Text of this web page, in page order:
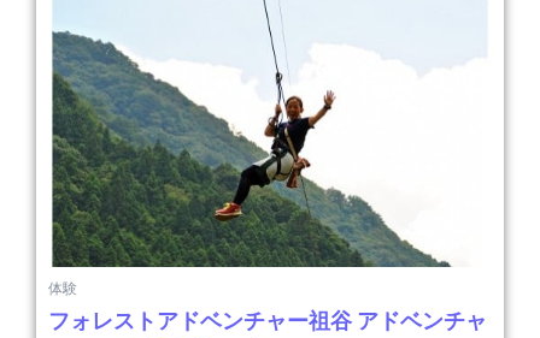
体験
フォレストアドベンチャー祖谷 アドベンチャ